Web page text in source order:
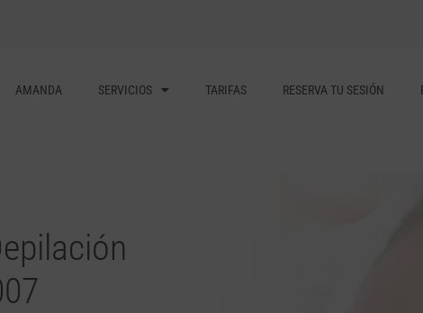
AMANDA SERVICIOS TARIFAS RESERVA TU SESIÓN